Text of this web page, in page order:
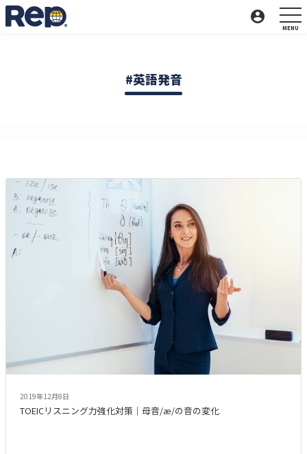
account_circle
英語発音
2019年12月8日
TOEICリスニング力強化対策｜母音/æ/の音の変化